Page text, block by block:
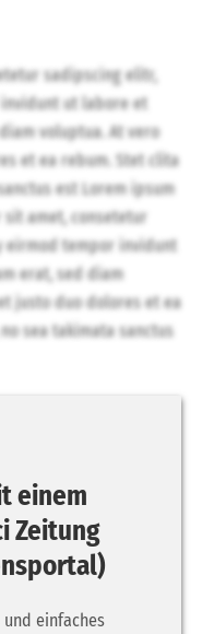
sadipscing elitr,
ut labore et
voluptua. At vero
et ea rebum. Stet clita
est Lorem ipsum
amet, consetetur
eirmod tempor invidunt
erat, sed diam
justo duo dolores et ea
sea takimata sanctus
einem
Zeitung
einfaches